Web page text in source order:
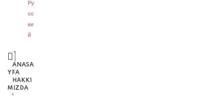
Ру
сс
ки
й
ANASA
YFA
HAKKI
MIZDA